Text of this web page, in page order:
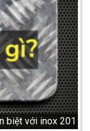
biệt với inox 201